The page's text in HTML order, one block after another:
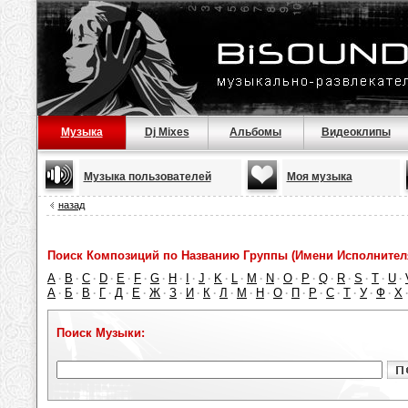
Музыка Dj Mixes Альбомы Видеоклипы
Музыка пользователей Моя музыка
назад
Поиск Композиций по Названию Группы (Имени
A · B · C · D · E · F · G · H · · J · K · L · M · N · O · P · Q · R · S · T · U ·
А · Б · В · Г · Д · Е · Ж · З · И · К · Л · М · Н · О · П · Р · С · Т · У · Ф · Х
Поиск Музыки: